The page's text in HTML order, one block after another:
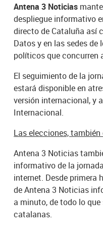
Antena 3 Noticias
despliegue informativo
directo de Cataluña así
Datos y en las sedes
políticos que concurren
El seguimiento de la
estará disponible en
versión internacional, y
Internacional.
Las elecciones,
Antena 3 Noticias
informativo de la
internet. Desde primera
de Antena 3 Noticias
a minuto, de todo lo
catalanas.